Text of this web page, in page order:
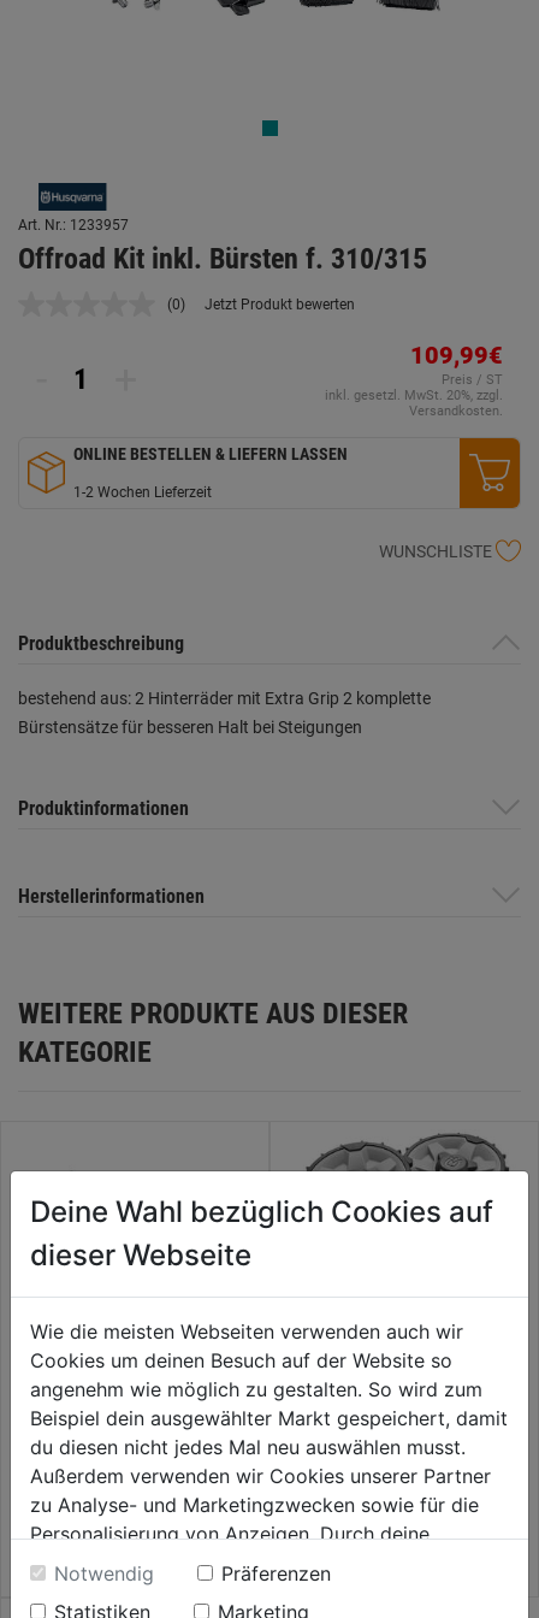
Art. Nr.: 1233957
Offroad Kit inkl. Bürsten f. 310/315
Kein
(0) Jetzt Produkt bewerten
109,99€
Preis / ST
inkl. gesetzl. MwSt. 20%, zzgl.
Versandkosten.
ONLINE BESTELLEN & LIEFERN LASSEN
1-2 Wochen Lieferzeit
WUNSCHLISTE
Produktbeschreibung
bestehend aus: 2 Hinterräder mit Extra Grip 2 komplette
Bürstensätze für besseren Halt bei Steigungen
Produktinformationen
Herstellerinformationen
WEITERE PRODUKTE AUS DIESER
KATEGORIE
Offroad-Kit inkl. Bürsten f. 4er
Serie
0.0 (0)
0.0
von
5
Sternen.
114,99€
Offroad Kit
0.0 (0)
von
Sternen.
114,99€
Deine Wahl bezüglich Cookies auf
dieser Webseite
Wie die meisten Webseiten verwenden auch wir
Cookies um deinen Besuch auf der Website so
angenehm wie möglich zu gestalten. So wird zum
Beispiel dein ausgewählter Markt gespeichert, damit
du diesen nicht jedes Mal neu auswählen musst.
Außerdem verwenden wir Cookies unserer Partner
zu Analyse- und Marketingzwecken sowie für die
Personalisierung von Anzeigen. Durch deine
Einwilligung werden die Daten von Drittanbieter,
unter anderem auch in den USA, verarbeitet.
Notwendig
Präferenzen
Statistiken
Marketing